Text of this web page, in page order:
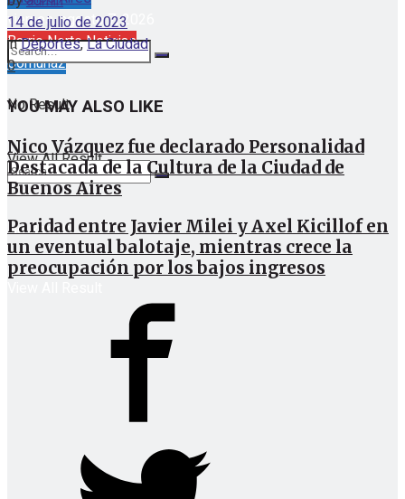
viernes, agosto 7, 2026
Barrio Norte Noticias
Comuna2
No Result
View All Result
No Result
14 de julio de 2023
inDeportes,La Ciudad
0
YOU MAY ALSO LIKE
Nico Vázquez fue declarado Personalidad
Destacada de la Cultura de la Ciudad de
Buenos Aires
Paridad entre Javier Milei y Axel Kicillof en
un eventual balotaje, mientras crece la
preocupación por los bajos ingresos